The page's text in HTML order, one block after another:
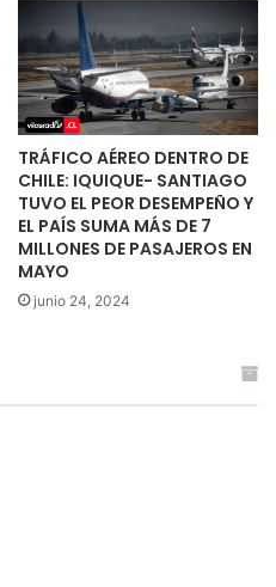
TRÁFICO AÉREO DENTRO DE
CHILE: IQUIQUE- SANTIAGO
TUVO EL PEOR DESEMPEÑO Y
EL PAÍS SUMA MÁS DE 7
MILLONES DE PASAJEROS EN
MAYO
junio 24, 2024